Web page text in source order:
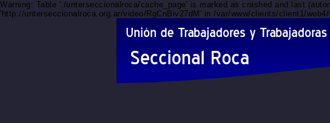
Warning: Table './unterseccionalroca/cache_page' is marked as crashed and last
'http://unterseccionalroca.org.ar/video/RgCnBiv27dM' in /var/www/clients/client1/